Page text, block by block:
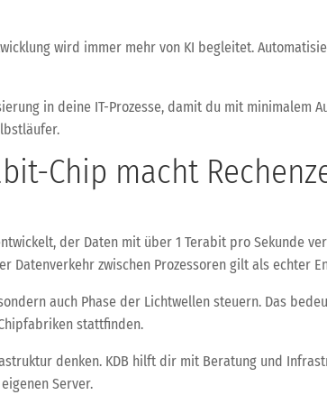
wird immer mehr von KI begleitet.
in deine IT-Prozesse, damit du mit minimalem
Chip macht
der Daten mit über 1 Terabit pro Sekunde
Datenverkehr zwischen Prozessoren gilt als echter
auch Phase der Lichtwellen steuern. Das
stattfinden.
denken. KDB hilft dir mit Beratung und
Server.